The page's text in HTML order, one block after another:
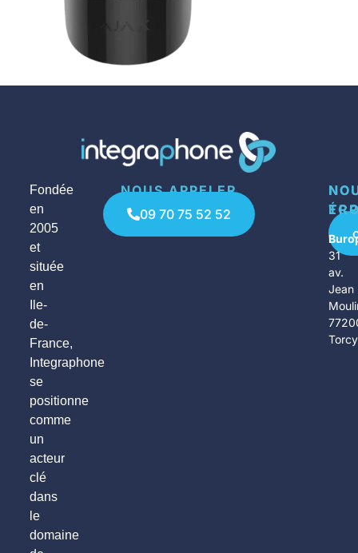
Fondée
en
2005
et
située
en
Ile-
de-
France,
Integraphone
se
positionne
comme
un
acteur
clé
dans
le
domaine
NOUS APPELER
09 70 75 52 52
31
av.
Jean
Torcy